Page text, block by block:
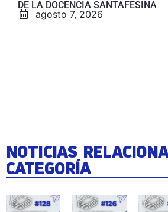
DE LA DOCENCIA SANTAFESINA
agosto 7, 2026
NOTICIAS
CATEGORÍA